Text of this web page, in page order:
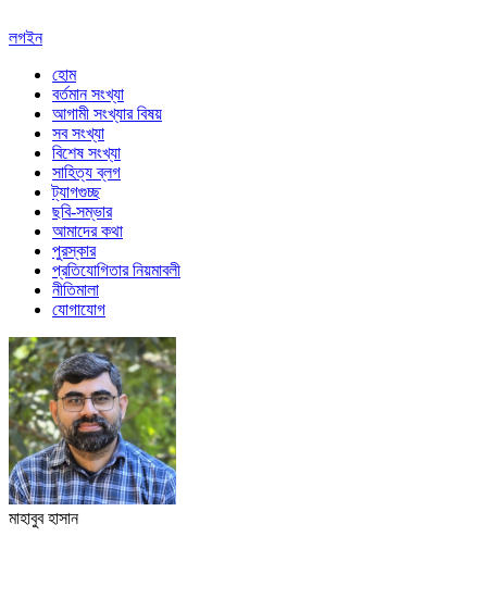
লগইন
হোম
বর্তমান সংখ্যা
আগামী সংখ্যার বিষয়
সব সংখ্যা
বিশেষ সংখ্যা
সাহিত্য ব্লগ
ট্যাগগুচ্ছ
ছবি-সম্ভার
আমাদের কথা
পুরস্কার
প্রতিযোগিতার নিয়মাবলী
নীতিমালা
যোগাযোগ
মাহাবুব হাসান